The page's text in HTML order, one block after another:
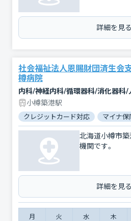
詳細を見る
社会福祉法人恩賜財団済生会
樽病院
小樽築港駅
クレジットカード対応 マイナ保
北海道小樽市
機関です。
詳細を見る
月 火 水 木